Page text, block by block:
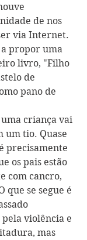
de nos
via Internet.
propor uma
livro, "Filho
de
pano de
criança vai
um tio. Quase
precisamente
os pais estão
com cancro,
que se segue é
violência e
mas